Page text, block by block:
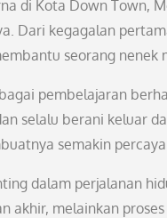
di Kota Down Town,
Dari kegagalan
seorang nenek
pembelajaran
selalu berani keluar
semakin
dalam perjalanan
akhir, melainkan